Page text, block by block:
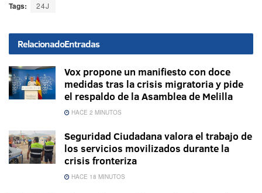
Tags: 24J
RelacionadoEntradas
Vox propone un manifiesto con doce
medidas tras la crisis migratoria y pide
el respaldo de la Asamblea de Melilla
HACE 2 MINUTOS
Seguridad Ciudadana valora el trabajo de
los servicios movilizados durante la
crisis fronteriza
HACE 18 MINUTOS